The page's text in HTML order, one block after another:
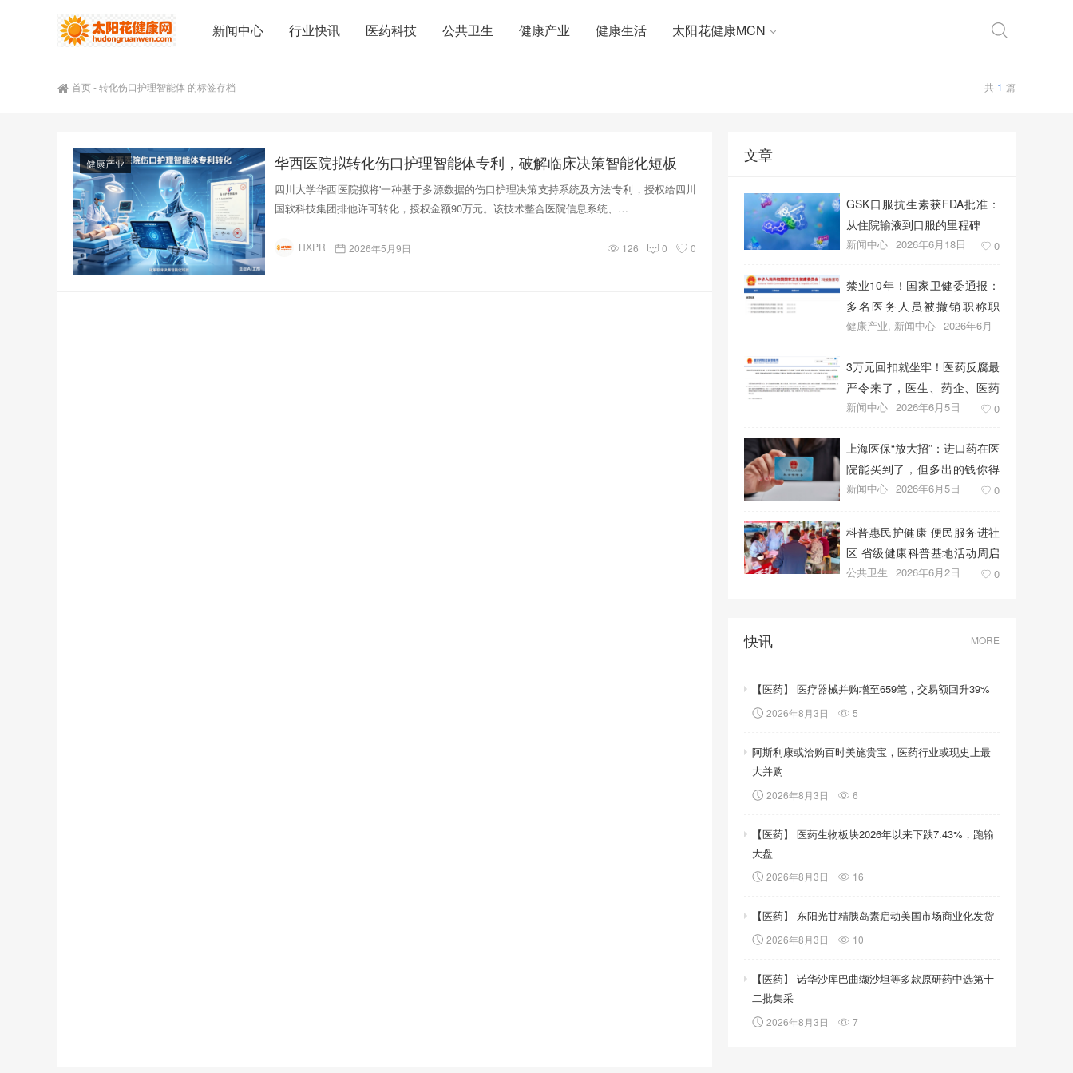
新闻中心 行业快讯 医药科技 公共卫生 健康产业 健康生活 太阳花健康MCN
首页-转化伤口护理智能体 的标签存档 共 1 篇
华西医院拟转化伤口护理智能体专利，破解临床决策智能化短板
健康产业
四川大学华西医院拟将'一种基于多源数据的伤口护理决策支持系统及方法'专利，授权给四川
国软科技集团排他许可转化，授权金额90万元。该技术整合医院信息系统、…
HXPR 2026年5月9日 126 0 0
文章
GSK口服抗生素获FDA批准：
从住院输液到口服的里程碑
新闻中心 2026年6月18日 0
禁业10年！国家卫健委通报：
多名医务人员被撤销职称职
务、取消晋升资格
健康产业, 新闻中心 2026年6月
3万元回扣就坐牢！医药反腐最
严令来了，医生、药企、医药
代表将无一幸免
新闻中心 2026年6月5日 0
上海医保“放大招”：进口药在医
院能买到了，但多出的钱你得
自己掏！
新闻中心 2026年6月5日 0
科普惠民护健康 便民服务进社
区 省级健康科普基地活动周启
幕
公共卫生 2026年6月2日 0
快讯 MORE
【医药】 医疗器械并购增至659笔，交易额回升39%
2026年8月3日 5
阿斯利康或洽购百时美施贵宝，医药行业或现史上最
大并购
2026年8月3日 6
【医药】 医药生物板块2026年以来下跌7.43%，跑输
大盘
2026年8月3日 16
【医药】 东阳光甘精胰岛素启动美国市场商业化发货
2026年8月3日 10
【医药】 诺华沙库巴曲缬沙坦等多款原研药中选第十
二批集采
2026年8月3日 7